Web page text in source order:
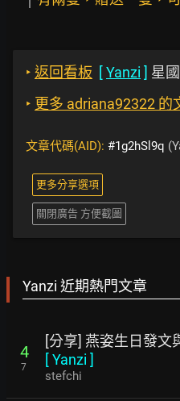
‣ 返回看板 [Yanzi ] 星國
‣ 更多 adriana92322 的
文章代碼(AID): #1g2hSl9q
更多分享選項
關閉廣告 方便截圖
Yanzi 近期熱門文章
4
7
[分享] 燕姿生日發文
[Yanzi ]
stefchi